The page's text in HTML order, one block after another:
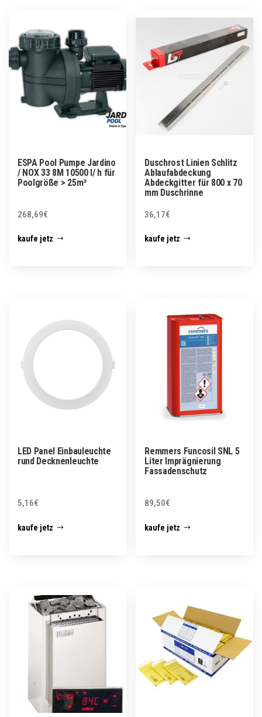
ESPA Pool Pumpe Jardino
/ NOX 33 8M 10500 l/ h für
Poolgröße > 25m³
268,69€
kaufe jetz
Duschrost Linien Schlitz
Ablaufabdeckung
Abdeckgitter für 800 x 70
mm Duschrinne
36,17€
kaufe jetz
LED Panel Einbauleuchte
rund Decknenleuchte
5,16€
kaufe jetz
Remmers Funcosil SNL 5
Liter Imprägnierung
Fassadenschutz
89,50€
kaufe jetz